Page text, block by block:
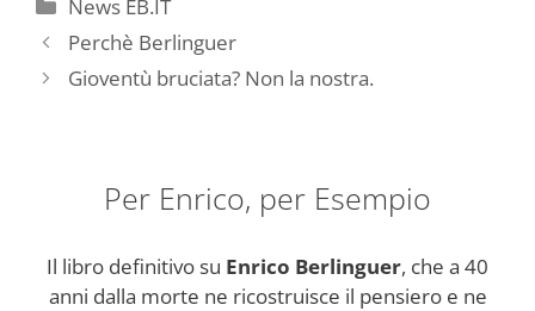
News EB.IT
Perchè Berlinguer
Gioventù bruciata? Non la nostra.
Per Enrico, per Esempio
Il libro definitivo su Enrico Berlinguer, che a 40
anni dalla morte ne ricostruisce il pensiero e ne